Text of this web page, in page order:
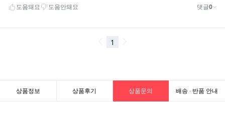
상품정보 상품후기 상품문의 배송 · 반품 안내